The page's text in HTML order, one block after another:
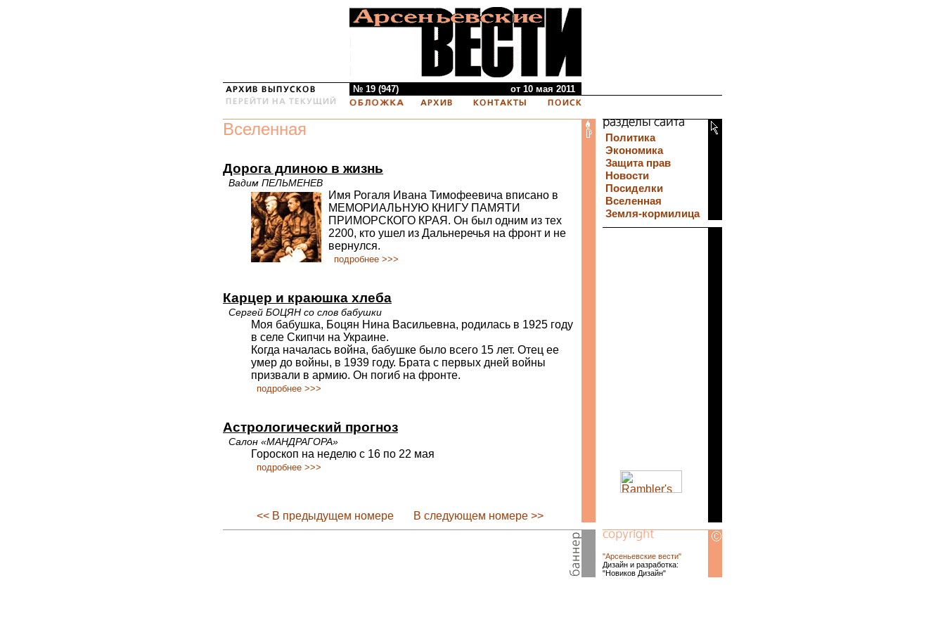
№ 19 (947) от 10 мая 2011
Вселенная
Дорога длиною в жизнь
Вадим ПЕЛЬМЕНЕВ
Имя Рогаля Ивана Тимофеевича вписано в
МЕМОРИАЛЬНУЮ КНИГУ ПАМЯТИ
ПРИМОРСКОГО КРАЯ. Он был одним из тех
2200, кто ушел из Дальнеречья на фронт и не
вернулся.
подробнее >>>
Карцер и краюшка хлеба
Сергей БОЦЯН со слов бабушки
Моя бабушка, Боцян Нина Васильевна, родилась в 1925 году
в селе Скипчи на Украине.
Когда началась война, бабушке было всего 15 лет. Отец ее
умер до войны, в 1939 году. Брата с первых дней войны
призвали в армию. Он погиб на фронте.
подробнее >>>
Астрологический прогноз
Салон «МАНДРАГОРА»
Гороскоп на неделю с 16 по 22 мая
подробнее >>>
<< В предыдущем номере В следующем номере >>
Политика
Экономика
Защита прав
Новости
Посиделки
Вселенная
Земля-кормилица
"Арсеньевские вести"
Дизайн и разработка:
"Новиков Дизайн"